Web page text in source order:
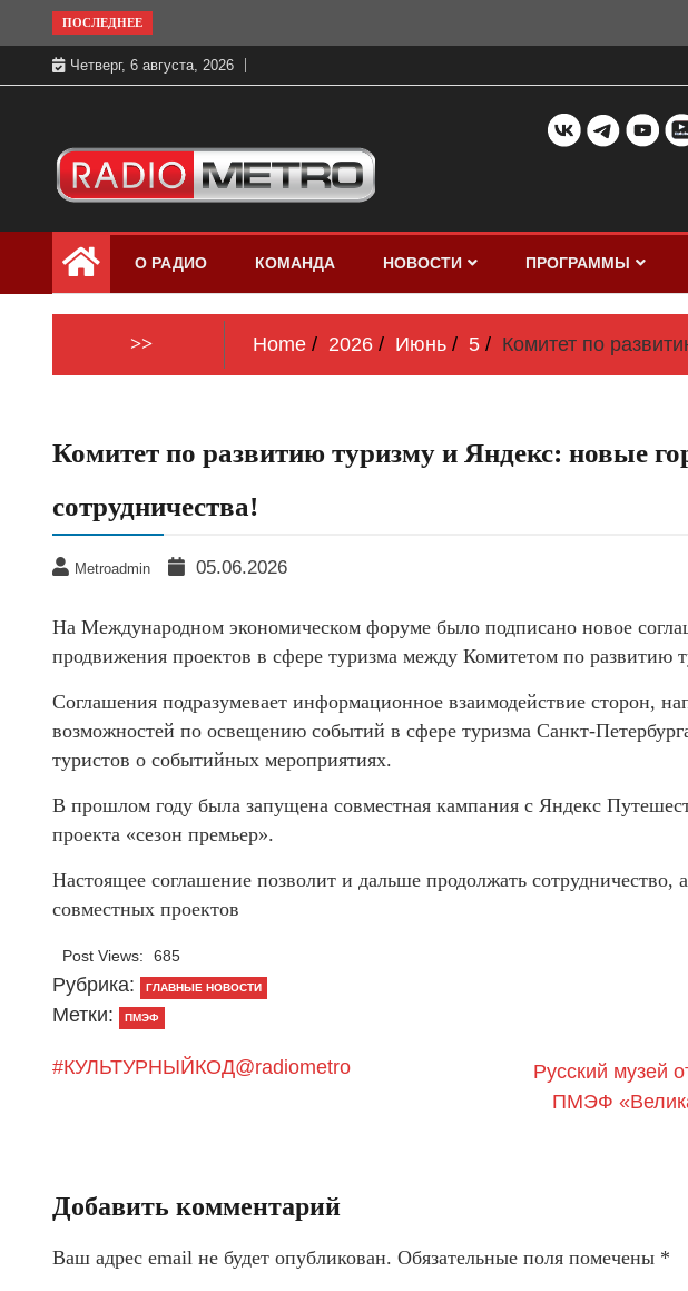
to
content
ПОСЛЕДНЕЕ
Четверг, 6 августа, 2026
Радио МЕТРО
бесплатно в хорошем качестве Санкт-
Петербург и Россия
О РАДИО КОМАНДА НОВОСТИ ПРОГРАММЫ
>> Home 2026 Июнь 5 Комитет по
Комитет по развитию туризму и Яндекс: новые
сотрудничества!
Metroadmin 05.06.2026
На Международном экономическом форуме было подписано новое
продвижения проектов в сфере туризма между Комитетом по развитию
Соглашения подразумевает информационное взаимодействие сторон,
возможностей по освещению событий в сфере туризма Санкт-
туристов о событийных мероприятиях.
В прошлом году была запущена совместная кампания с Яндекс
проекта «сезон премьер».
Настоящее соглашение позволит и дальше продолжать сотрудничество,
совместных проектов
Post Views: 685
Рубрика: ГЛАВНЫЕ НОВОСТИ
Метки: ПМЭФ
#КУЛЬТУРНЫЙКОД@radiometro
Русский музей
ПМЭФ
Добавить комментарий
Ваш адрес email не будет опубликован. Обязательные поля помечены *